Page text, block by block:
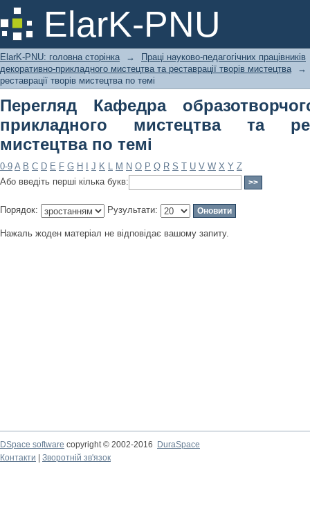
ElarK-PNU
Перегляд Кафедра
реставрації творів мистецтва по
ElarK-PNU: головна сторінка →
Праці науково-педагогічних працівників
декоративно-прикладного мистецтва та реставрації творів мистецтва
→
реставрації творів мистецтва по темі
Перегляд Кафедра
прикладного мистецтва та
мистецтва по темі
0-9 A B C D E F G H J K L M N O P Q R S T U V W X Y Z
Або введіть перші кілька букв:
Порядок: Рузультати:
Нажаль жоден матеріал не відповідає вашому запиту.
DSpace software copyright © 2002-2016
DuraSpace
Контакти
Зворотній зв'язок